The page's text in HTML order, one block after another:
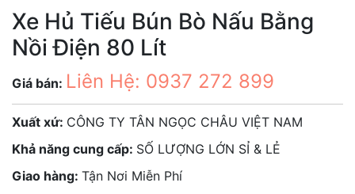
Xe Hủ Tiếu Bún Bò Nấu Bằng
Nồi Điện 80 Lít
Giá bán: Liên Hệ: 0937 272 899
Xuất xứ: CÔNG TY TÂN NGỌC CHÂU VIỆT NAM
Khả năng cung cấp: SỐ LƯỢNG LỚN SỈ & LẺ
Giao hàng: Tận Nơi Miễn Phí